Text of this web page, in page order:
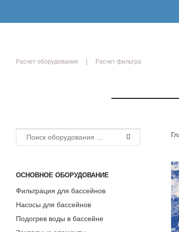
Расчет оборудования Расчет фильтра
ОСНОВНОЕ ОБОРУДОВАНИЕ
Фильтрация для бассейнов
Насосы для бассейнов
Подогрев воды в бассейне